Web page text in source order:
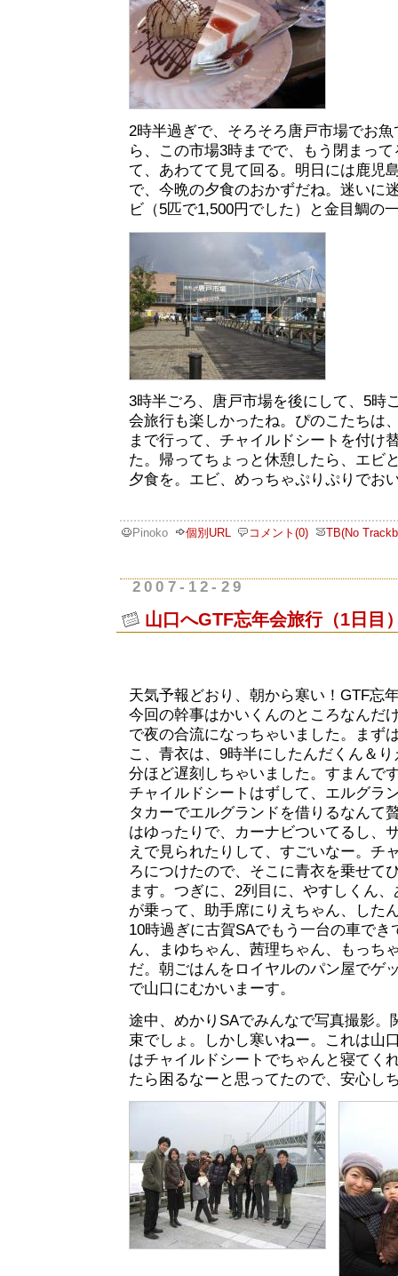
2時半過ぎで、そろそろ唐戸市場でお
ら、この市場3時までで、もう閉まっ
て、あわてて見て回る。明日には鹿児
で、今晩の夕食のおかずだね。迷いに
ビ（5匹で1,500円でした）と金目鯛の
3時半ごろ、唐戸市場を後にして、5時
会旅行も楽しかったね。ぴのこたちは
まで行って、チャイルドシートを付け
た。帰ってちょっと休憩したら、エビ
夕食を。エビ、めっちゃぷりぷりでお
Pinoko 個別URL コメント(0) TB(No
2007-12-29
山口へGTF忘年会旅行（1日目
天気予報どおり、朝から寒い！GTF忘
今回の幹事はかいくんのところなんだ
で夜の合流になっちゃいました。まず
こ、青衣は、9時半にしたんだくん＆
分ほど遅刻しちゃいました。すまんで
チャイルドシートはずして、エルグラ
タカーでエルグランドを借りるなんて
はゆったりで、カーナビついてるし、
えで見られたりして、すごいなー。チ
ろにつけたので、そこに青衣を乗せて
ます。つぎに、2列目に、やすしくん
が乗って、助手席にりえちゃん、した
10時過ぎに古賀SAでもう一台の車で
ん、まゆちゃん、茜理ちゃん、もっち
だ。朝ごはんをロイヤルのパン屋でゲ
で山口にむかいまーす。
途中、めかりSAでみんなで写真撮影。
束でしょ。しかし寒いねー。これは山
はチャイルドシートでちゃんと寝てく
たら困るなーと思ってたので、安心し